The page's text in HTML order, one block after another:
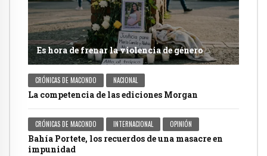
Es hora de frenar la violencia de género
CRÓNICAS DE MACONDO NACIONAL
La competencia de las ediciones Morgan
CRÓNICAS DE MACONDO INTERNACIONAL OPINIÓN
Bahía Portete, los recuerdos de una masacre en
impunidad